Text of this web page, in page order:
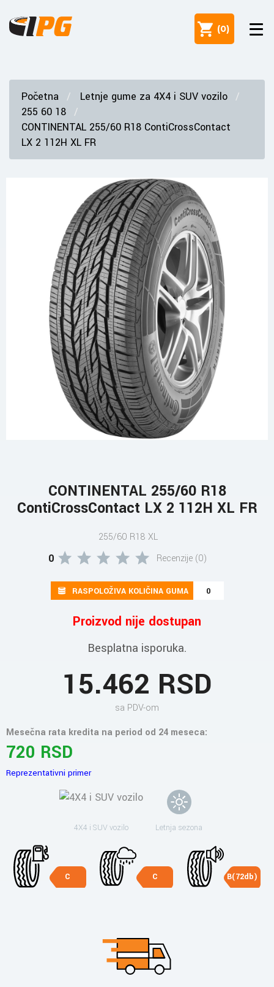
(0)
Početna
Letnje gume za 4X4 i SUV vozilo
255 60 18
CONTINENTAL 255/60 R18 ContiCrossContact
LX 2 112H XL FR
CONTINENTAL 255/60 R18
ContiCrossContact LX 2 112H XL FR
255/60 R18 XL
0 Recenzije (0)
RASPOLOŽIVA KOLIČINA GUMA 0
Proizvod nije dostupan
Besplatna isporuka.
15.462 RSD
sa PDV-om
Mesečna rata kredita na period od 24 meseca:
720 RSD
Reprezentativni primer
4X4 i SUV vozilo Letnja sezona
C C B(72db)